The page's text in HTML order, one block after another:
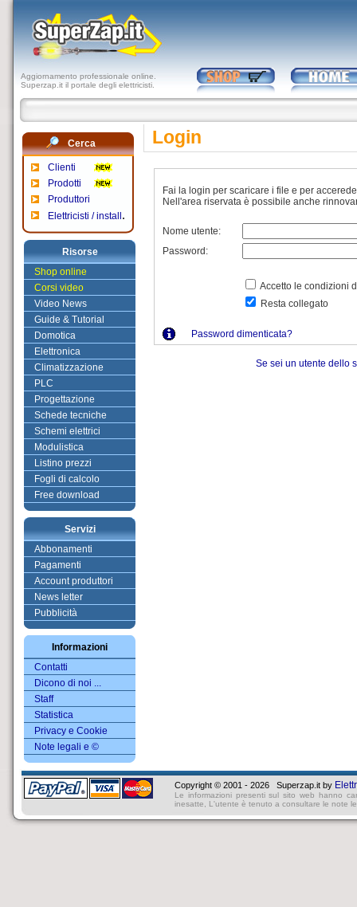
Aggiornamento professionale online.
Superzap.it il portale degli elettricisti.
Cerca
Clienti
Prodotti
Produttori
Elettricisti / install .
Risorse
Shop online
Corsi video
Video News
Guide & Tutorial
Domotica
Elettronica
Climatizzazione
PLC
Progettazione
Schede tecniche
Schemi elettrici
Modulistica
Listino prezzi
Fogli di calcolo
Free download
Servizi
Abbonamenti
Pagamenti
Account produttori
News letter
Pubblicità
Informazioni
Contatti
Dicono di noi ...
Staff
Statistica
Privacy e Cookie
Note legali e ©
Login
Fai la login per scaricare i file e per
Nell'area riservata è possibile anche
Nome utente:
Password:
Accetto le condizioni
Resta collegato
Password dimenticata?
Se sei un utente dello
Copyright © 2001 - 2026 Superzap.it by
Le informazioni presenti sul sito web hanno
inesatte, L'utente è tenuto a consultare le note